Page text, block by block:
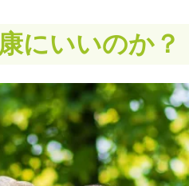
にいいのか？